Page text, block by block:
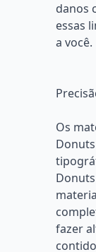
danos
essas
a você.
Os
fazer